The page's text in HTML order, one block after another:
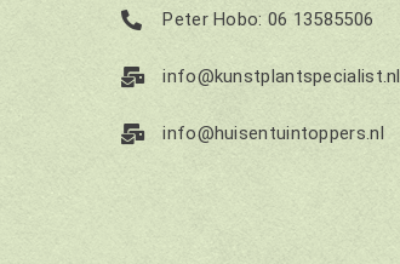
Peter Hobo: 06 13585506
info@kunstplantspecialist.nl
info@huisentuintoppers.nl